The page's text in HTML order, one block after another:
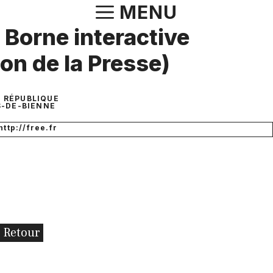
au
contenu
MENU
Borne interactive
de la Presse)
RÉPUBLIQUE
DE-BIENNE
free.fr
Retour